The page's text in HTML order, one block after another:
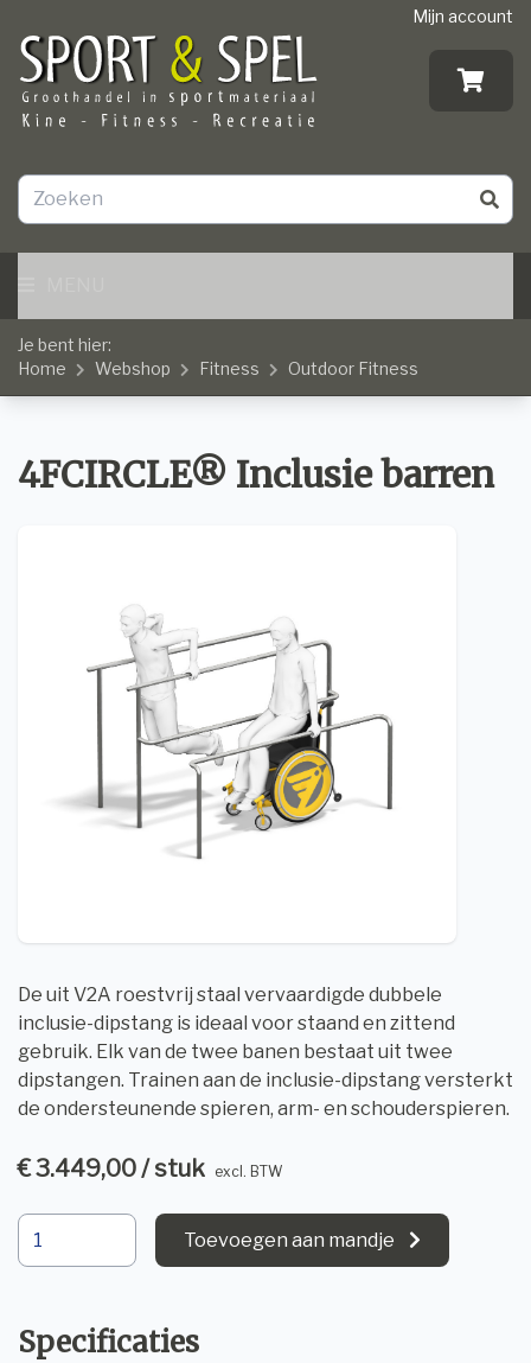
Mijn account
Je bent hier:
Home
Webshop Fitness Outdoor Fitness
4FCIRCLE® Inclusie barren
De uit V2A roestvrij staal vervaardigde dubbele
inclusie-dipstang is ideaal voor staand en zittend
gebruik. Elk van de twee banen bestaat uit twee
dipstangen. Trainen aan de inclusie-dipstang versterkt
de ondersteunende spieren, arm- en schouderspieren.
€ 3.449,00 / stuk excl. BTW
Toevoegen aan mandje
Specificaties